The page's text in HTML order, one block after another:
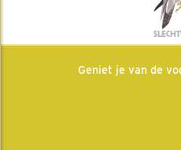
Geniet je van de